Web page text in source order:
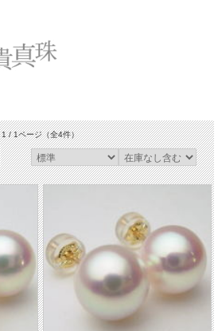
1 / 1ページ（全4件）